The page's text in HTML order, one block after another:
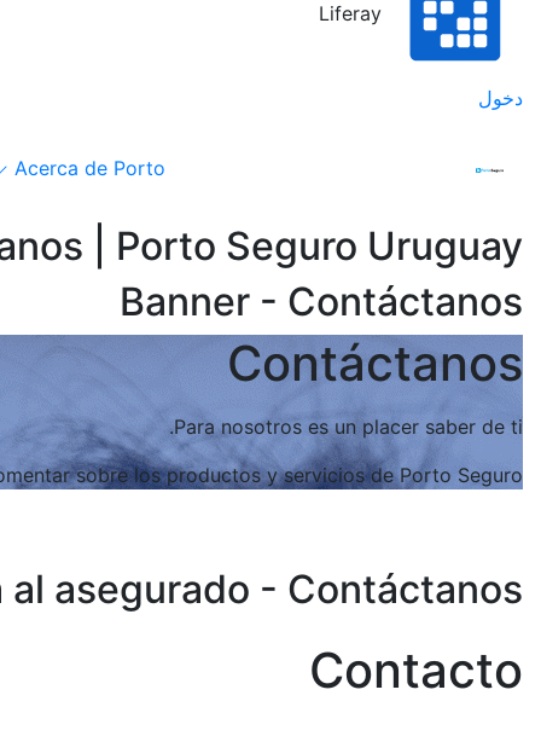
Liferay
دخول
Acerca de Porto
| Porto Seguro Uruguay
Banner - Contáctanos
Contáctanos
Para nosotros es un placer saber de ti.
sobre los productos y servicios de Porto Seguro.
al asegurado - Contáctanos
Contacto